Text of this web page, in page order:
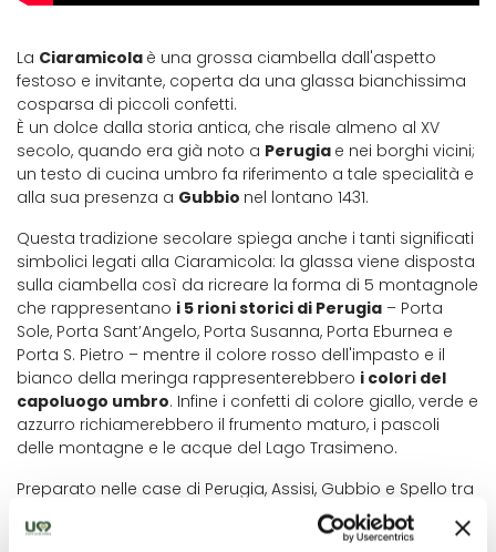
La Ciaramicola è una grossa ciambella dall'aspetto
festoso e invitante, coperta da una glassa bianchissima
cosparsa di piccoli confetti.
È un dolce dalla storia antica, che risale almeno al XV
secolo, quando era già noto a Perugia e nei borghi vicini;
un testo di cucina umbro fa riferimento a tale specialità e
alla sua presenza a Gubbio nel lontano 1431.
Questa tradizione secolare spiega anche i tanti significati
simbolici legati alla Ciaramicola: la glassa viene disposta
sulla ciambella così da ricreare la forma di 5 montagnole
che rappresentano i 5 rioni storici di Perugia – Porta
Sole, Porta Sant’Angelo, Porta Susanna, Porta Eburnea e
Porta S. Pietro – mentre il colore rosso dell'impasto e il
bianco della meringa rappresenterebbero i colori del
capoluogo umbro. Infine i confetti di colore giallo, verde e
azzurro richiamerebbero il frumento maturo, i pascoli
delle montagne e le acque del Lago Trasimeno.
Preparato nelle case di Perugia, Assisi, Gubbio e Spello tra
Giovedì e Venerdì Santo, per essere gustato a Pasqua e
nei giorni successivi, secondo la tradizione questo dolce